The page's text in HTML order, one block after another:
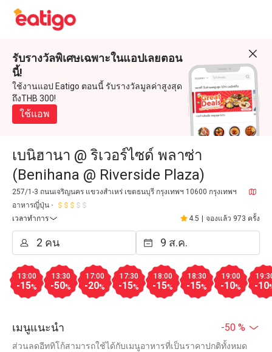
รับรางวัลพิเศษเฉพาะในแอปเลยตอน
นี้!
ใช้งานแอป Eatigo ตอนนี้ รับรางวัลมูลค่าสูงสุด
ถึงTHB 300!
ใช้แอพ
เบนิฮานา @ ริเวอร์ไซด์ พลาซ่า
(Benihana @ Riverside Plaza)
257/1-3 ถนนเจริญนคร แขวงสำเหร่ เขตธนบุรี กรุงเทพฯ 10600 กรุงเทพฯ
อาหารญี่ปุ่น
เวลาทำการ
4.5 จองแล้ว 973 ครั้ง
13:00
-15%
13:30
-50%
17:00
-20%
17:30
-15%
18:00
-15%
18:30
-15%
19:00
-10% -10
เมนูแนะนำ -50 %
ส่วนลดอีททิโก้สามารถใช้ได้กับเมนูอาหารที่เป็นราคาปกติทั้งหมด